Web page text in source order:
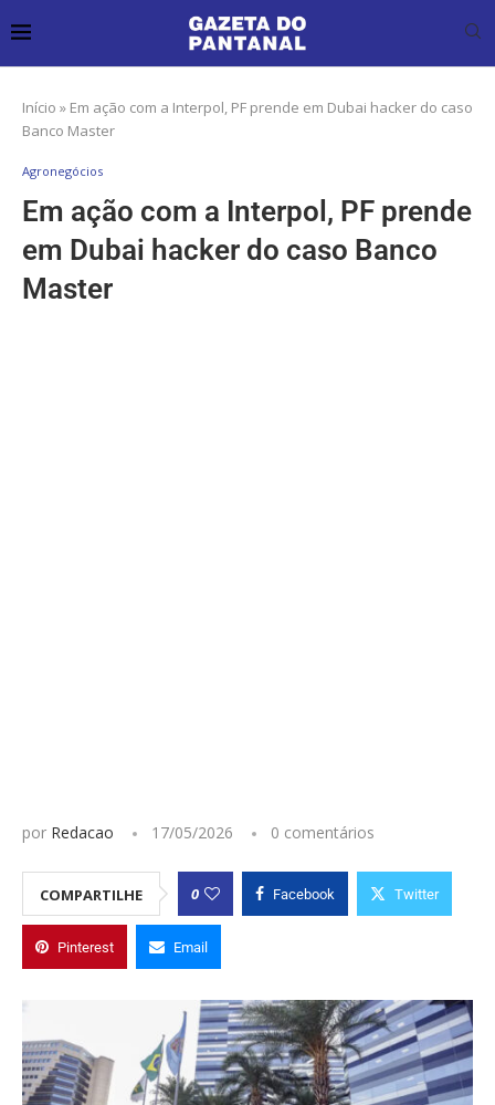
Início » Em ação com a Interpol, PF prende em Dubai hacker do caso
Banco Master
Agronegócios
Em ação com a Interpol, PF prende
em Dubai hacker do caso Banco
Master
por Redacao 17/05/2026 0 comentários
COMPARTILHE 0 Facebook Twitter
Pinterest Email